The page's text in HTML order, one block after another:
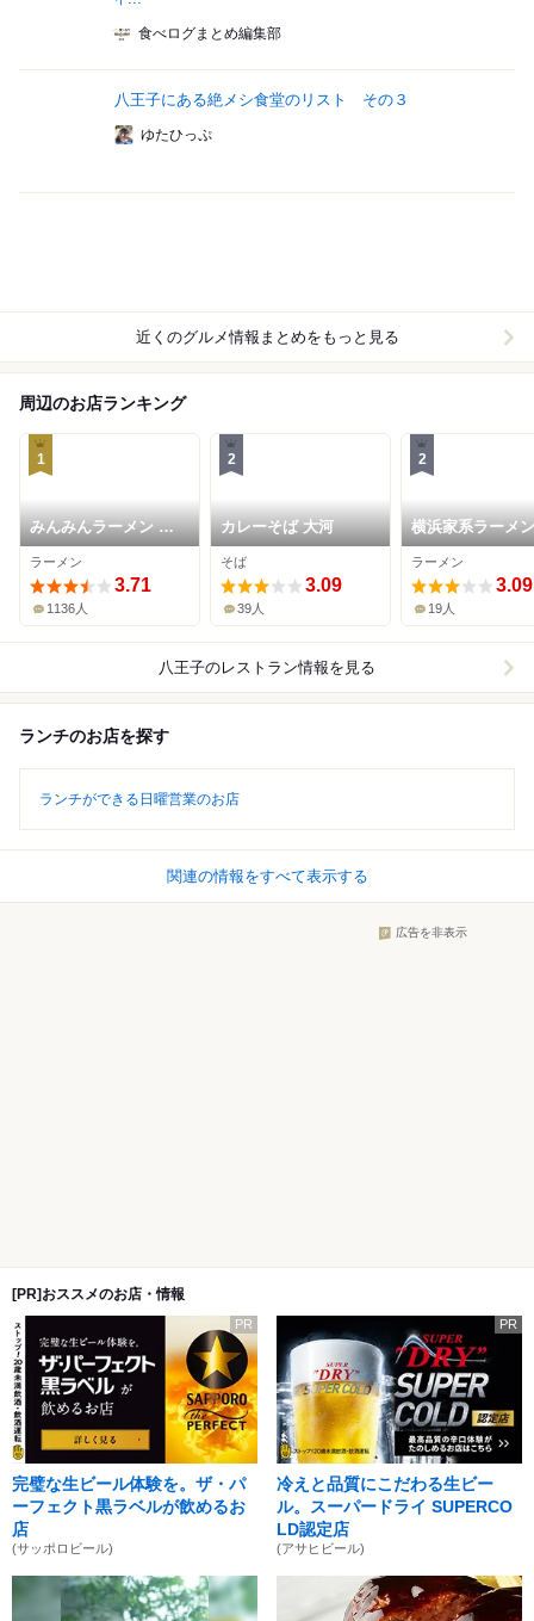
食べログまとめ編集部
八王子にある絶メシ食堂のリスト その３
ゆたひっぷ
近くのグルメ情報まとめをもっと見る
周辺のお店ランキング
1
みんみんラーメン 本
店
ラーメン
3.71
1136人
2
カレーそば 大河
そば
3.09
39人
2
横浜家系ラーメ
和家 八王子楢原
ラーメン
3.09
19人
八王子のレストラン情報を見る
ランチのお店を探す
ランチができる日曜営業のお店
関連の情報をすべて表示する
広告を非表示
[PR]おススメのお店・情報
PR
完璧な生ビール体験を。ザ・パ
ーフェクト黒ラベルが飲めるお
店
(サッポロビール)
PR
冷えと品質にこだわる生ビー
ル。スーパードライ SUPERCO
LD認定店
(アサヒビール)